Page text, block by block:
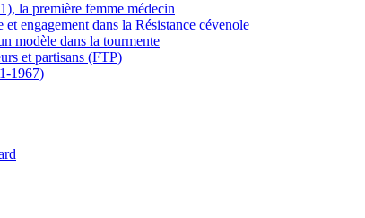
la première femme médecin
engagement dans la Résistance cévenole
modèle dans la tourmente
et partisans (FTP)
1967)